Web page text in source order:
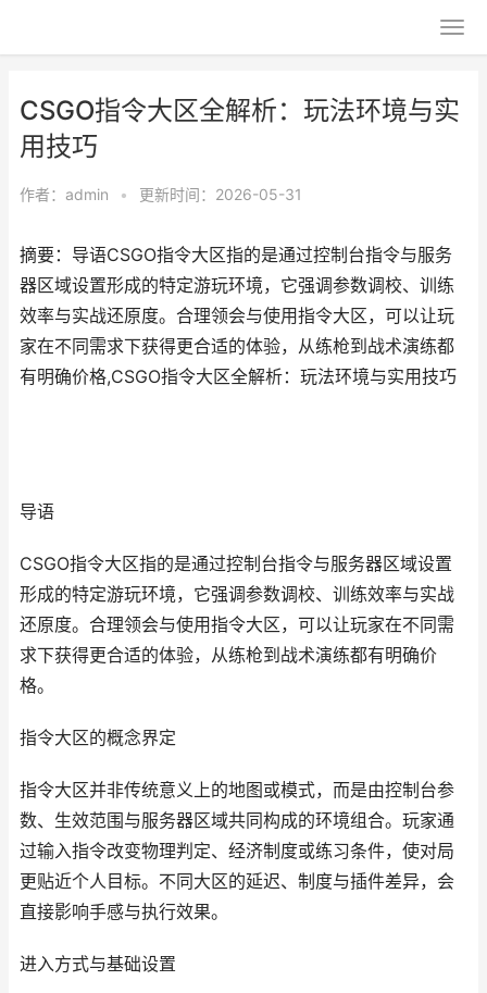
CSGO指令大区全解析：玩法环境与实
用技巧
作者： admin • 更新时间：2026-05-31
摘要：导语CSGO指令大区指的是通过控制台指令与服务
器区域设置形成的特定游玩环境，它强调参数调校、训练
效率与实战还原度。合理领会与使用指令大区，可以让玩
家在不同需求下获得更合适的体验，从练枪到战术演练都
有明确价格,CSGO指令大区全解析：玩法环境与实用技巧
导语
CSGO指令大区指的是通过控制台指令与服务器区域设置
形成的特定游玩环境，它强调参数调校、训练效率与实战
还原度。合理领会与使用指令大区，可以让玩家在不同需
求下获得更合适的体验，从练枪到战术演练都有明确价
格。
指令大区的概念界定
指令大区并非传统意义上的地图或模式，而是由控制台参
数、生效范围与服务器区域共同构成的环境组合。玩家通
过输入指令改变物理判定、经济制度或练习条件，使对局
更贴近个人目标。不同大区的延迟、制度与插件差异，会
直接影响手感与执行效果。
进入方式与基础设置